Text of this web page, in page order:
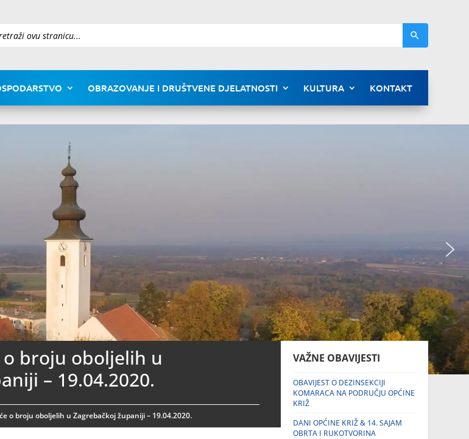
OBRAZOVANJE I DRUŠTVENE DJELATNOSTI KULTURA KONTAKT
o broju oboljelih u
– 19.04.2020.
o broju oboljelih u Zagrebačkoj županiji – 19.04.2020.
VAŽNE OBAVIJESTI
OBAVIJEST O DEZINSEKCIJI
KOMARACA NA PODRUČJU OPĆINE
KRIŽ
DANI OPĆINE KRIŽ & 14. SAJAM
OBRTA I RUKOTVORINA